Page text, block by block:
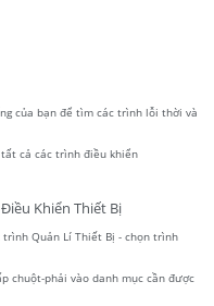
của bạn để tìm các trình lỗi thời và
cả các trình điều khiển
Khiển Thiết Bị
Quản Lí Thiết Bị - chọn trình
chuột-phải vào danh mục cần được